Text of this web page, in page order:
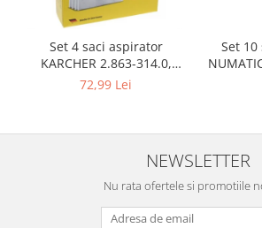
Petshop
Accesorii animale de companie
Acvaristica
Castroane si adapatori animale
PC, Periferice & Software
Set 4 saci aspirator
KARCHER 2.863-314.0,
compatibil cu WD, KWD, SE
72,99 Lei
Set
NEWSLETTER
Nu rata ofertele si promotiile